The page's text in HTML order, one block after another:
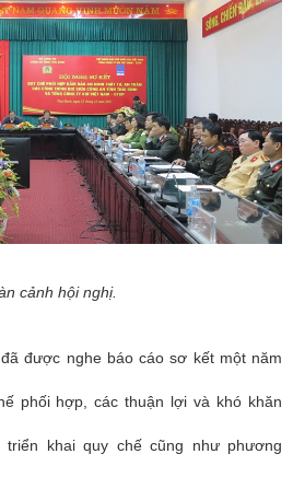
cảnh hội nghị.
được nghe báo cáo sơ kết một năm
phối hợp, các thuận lợi và khó khăn
khai quy chế cũng như phương